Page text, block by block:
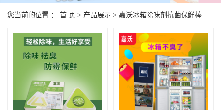
您当前的位置 ： 首 页 > 产品展示 > 嘉沃冰箱除味剂抗菌保鲜棒